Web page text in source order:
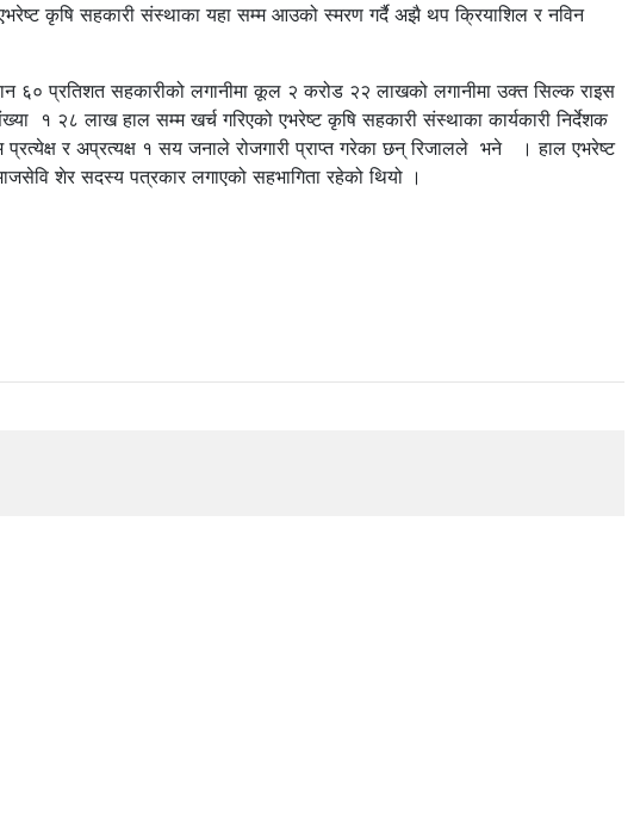
कृषि सहकारी संस्थाका यहा सम्म आउको स्मरण गर्दै अझै थप क्रियाशिल र नविन
६० प्रतिशत सहकारीको लगानीमा कूल २ करोड २२ लाखको लगानीमा उक्त सिल्क राइस
२८ लाख हाल सम्म खर्च गरिएको एभरेष्ट कृषि सहकारी संस्थाका कार्यकारी निर्देशक
र अप्रत्यक्ष १ सय जनाले रोजगारी प्राप्त गरेका छन् रिजालले भने । हाल एभरेष्ट
शेर सदस्य पत्रकार लगाएको सहभागिता रहेको थियो ।